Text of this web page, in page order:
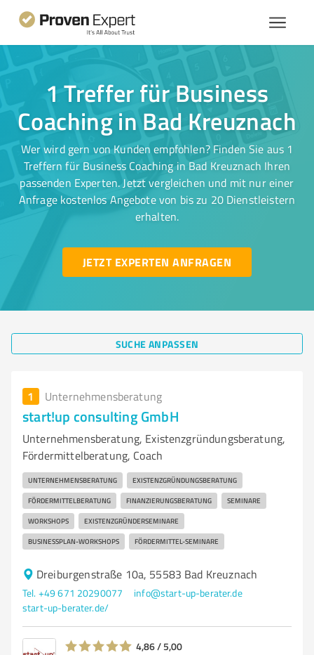
1 Treffer für Business
Coaching in Bad Kreuznach
Wer wird gern von Kunden empfohlen? Finden Sie aus 1
Treffern für Business Coaching in Bad Kreuznach Ihren
passenden Experten. Jetzt vergleichen und mit nur einer
Anfrage kostenlos Angebote von bis zu 20 Dienstleistern
erhalten.
JETZT EXPERTEN ANFRAGEN
SUCHE ANPASSEN
1 Unternehmensberatung
start!up consulting GmbH
Unternehmensberatung, Existenzgründungsberatung,
Fördermittelberatung, Coach
UNTERNEHMENSBERATUNG EXISTENZGRÜNDUNGSBERATUNG
FÖRDERMITTELBERATUNG FINANZIERUNGSBERATUNG SEMINARE
WORKSHOPS EXISTENZGRÜNDERSEMINARE
BUSINESSPLAN-WORKSHOPS FÖRDERMITTEL-SEMINARE
Dreiburgenstraße 10a, 55583 Bad Kreuznach
Tel. +49 671 20290077
info@start-up-berater.de
start-up-berater.de/
4,86 / 5,00